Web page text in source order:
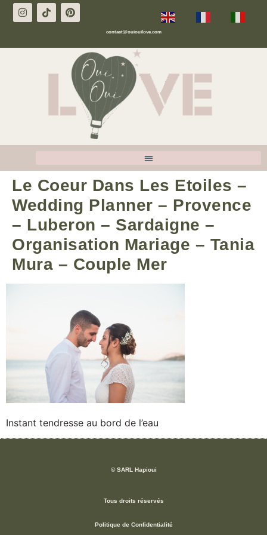
contact@ouiouilove.com
Le Coeur Dans Les Etoiles –
Wedding Planner – Provence
– Luberon – Sardaigne –
Organisation Mariage – Tania
Mura – Couple Mer
Instant tendresse au bord de l’eau
© SARL Hapioui
Tous droits réservés
Politique de Confidentialité